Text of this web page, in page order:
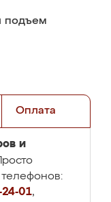
подъем
Оплата
и
24-01,